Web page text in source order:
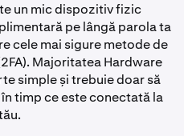
un mic dispozitiv fizic
pe lângă parola ta
cele mai sigure metode de
Majoritatea Hardware
simple și trebuie doar să
timp ce este conectată la